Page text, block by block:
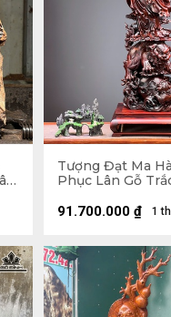
Tượng Đạt Ma
Phục Lân Gỗ
1
91.700.000 ₫